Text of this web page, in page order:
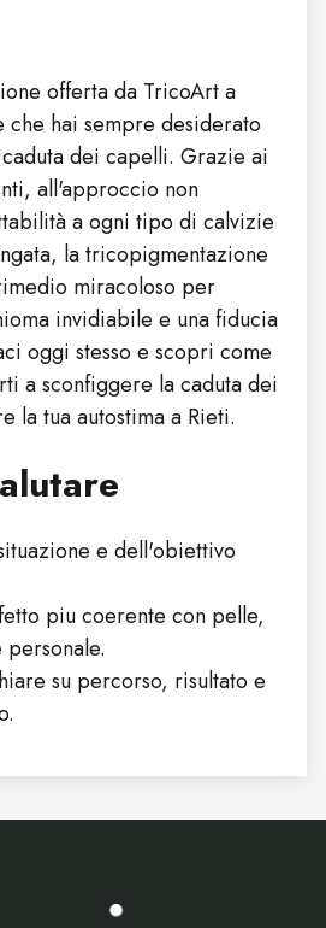
offerta da TricoArt a
che hai sempre desiderato
dei capelli. Grazie ai
all'approccio non
a ogni tipo di calvizie
la tricopigmentazione
miracoloso per
invidiabile e una fiducia
oggi stesso e scopri come
a sconfiggere la caduta dei
la tua autostima a Rieti.
e dell'obiettivo
piu coerente con pelle,
su percorso, risultato e